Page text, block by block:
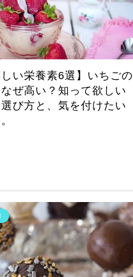
しい栄養素6選】いちごの
ぜ高い？知って欲しい
び方と、気を付けたい